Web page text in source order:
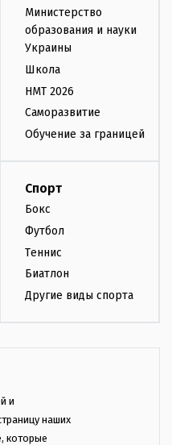
Министерство
образования и науки
Украины
Школа
НМТ 2026
Саморазвитие
Обучение за границей
Спорт
Бокс
Футбол
Теннис
Биатлон
Другие виды спорта
и
наших
которые